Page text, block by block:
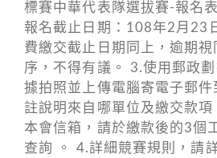
標賽中華代表隊選拔賽-報
報名截止日期：108年2月23
費繳交截止日期同上，逾期視
序，不得有議。 3.使用郵政
據拍照並上傳電腦寄電子郵件
註說明來自哪單位及繳交款項
本會信箱，請於繳款後的3個
查詢 。 4.詳細競賽規則，請